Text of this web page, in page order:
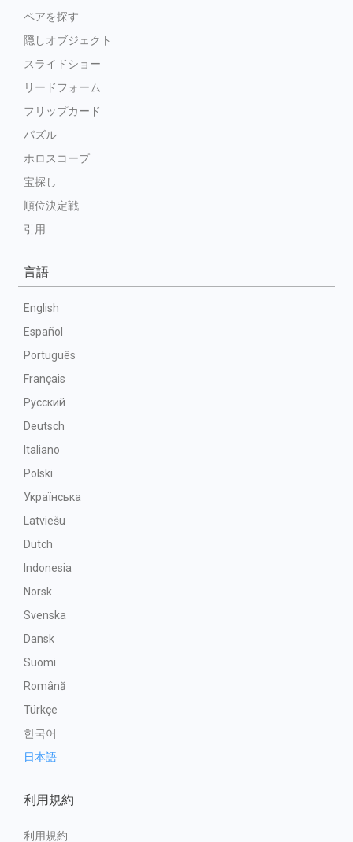
ペアを探す
隠しオブジェクト
スライドショー
リードフォーム
フリップカード
パズル
ホロスコープ
宝探し
順位決定戦
引用
言語
English
Español
Português
Français
Русский
Deutsch
Italiano
Polski
Українська
Latviešu
Dutch
Indonesia
Norsk
Svenska
Dansk
Suomi
Română
Türkçe
한국어
日本語
利用規約
利用規約